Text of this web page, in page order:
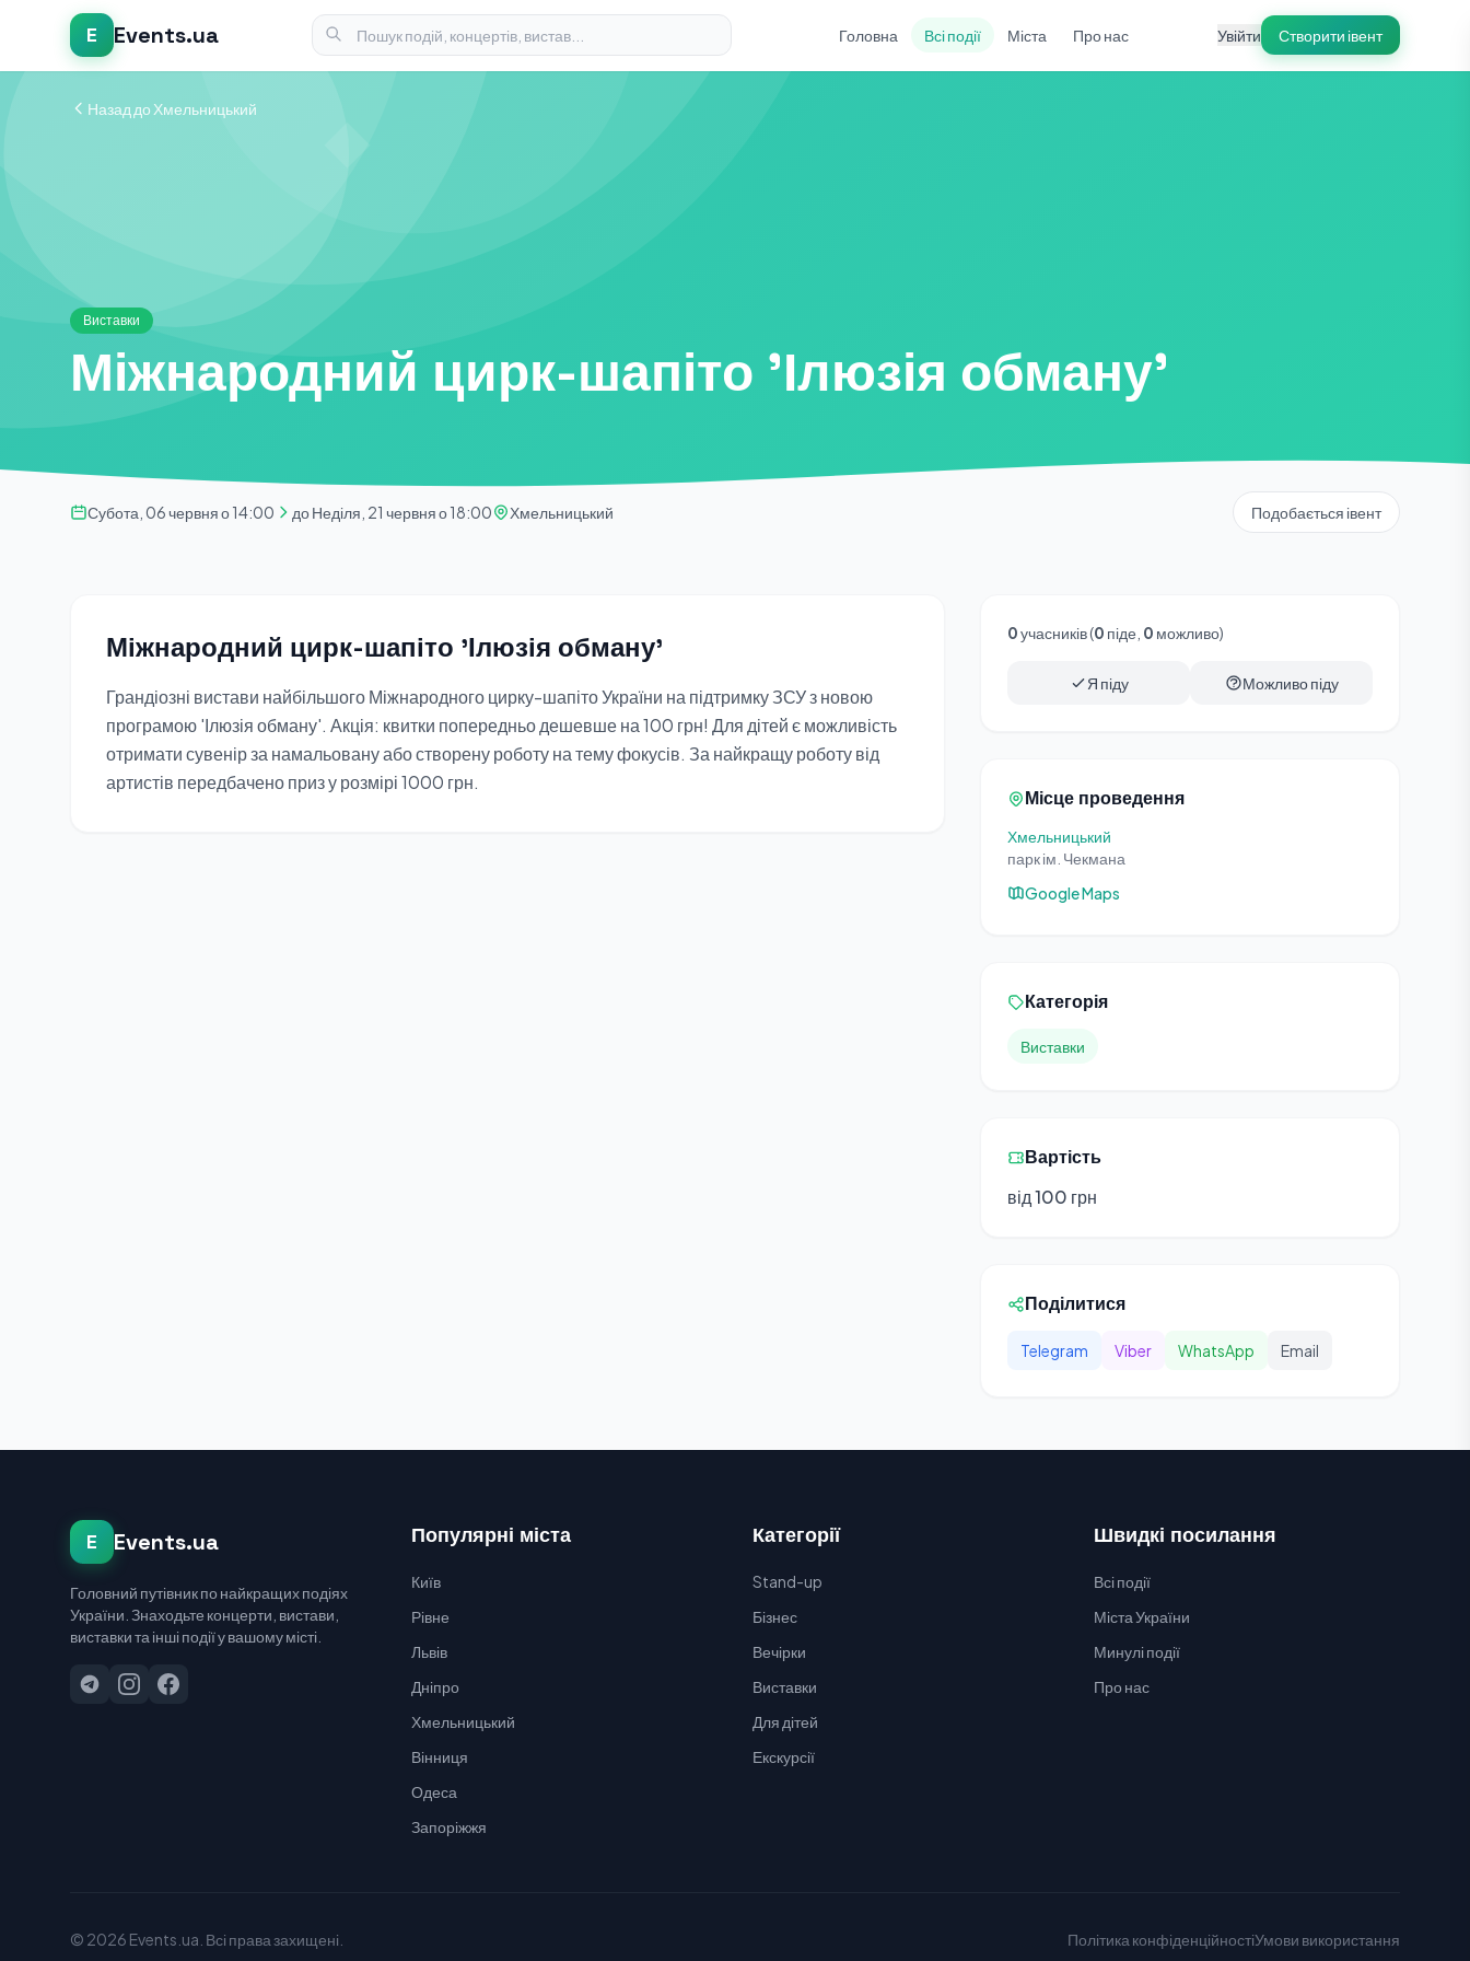
E Events.ua Головна Всі події Міста Про нас Увійти Створити івент
Назад до Хмельницький
Виставки
Міжнародний цирк-шапіто 'Ілюзія обману'
Субота, 06 червня о 14:00 до Неділя, 21 червня о 18:00 Хмельницький Подобається івент
Міжнародний цирк-шапіто 'Ілюзія обману'
Грандіозні вистави найбільшого Міжнародного цирку-шапіто України на підтримку ЗСУ з новою
програмою 'Ілюзія обману'. Акція: квитки попередньо дешевше на 100 грн! Для дітей є можливість
отримати сувенір за намальовану або створену роботу на тему фокусів. За найкращу роботу від
артистів передбачено приз у розмірі 1000 грн.
0учасників (0 піде, 0 можливо)
Я піду Можливо піду
Місце проведення
Хмельницький
парк ім. Чекмана
Google Maps
Категорія
Виставки
Вартість
від 100 грн
Поділитися
Telegram Viber WhatsApp Email
E Events.ua
Головний путівник по найкращих подіях
України. Знаходьте концерти, вистави,
виставки та інші події у вашому місті.
Популярні міста
Київ
Рівне
Львів
Дніпро
Хмельницький
Вінниця
Одеса
Запоріжжя
Категорії
Stand-up
Бізнес
Вечірки
Виставки
Для дітей
Екскурсії
Швидкі посилання
Всі події
Міста України
Минулі події
Про нас
© 2026 Events.ua. Всі права захищені. Політика конфіденційностіУмови використання